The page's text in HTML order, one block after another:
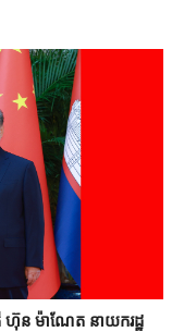
ន ម៉ាណែត នាយករដ្ឋ